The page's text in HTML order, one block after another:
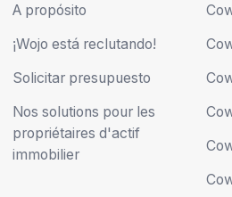
A propósito
¡Wojo está reclutando!
Solicitar presupuesto
Nos solutions pour les
propriétaires d'actif
immobilier